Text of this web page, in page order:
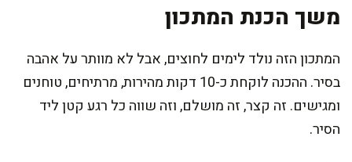
משך הכנת המתכון
המתכון הזה נולד לימים לחוצים, אבל לא מוותר על אהבה
בסיר. ההכנה לוקחת כ-10 דקות מהירות, מרתיחים, טוחנים
ומגישים. זה קצר, זה מושלם, וזה שווה כל רגע קטן ליד
הסיר.